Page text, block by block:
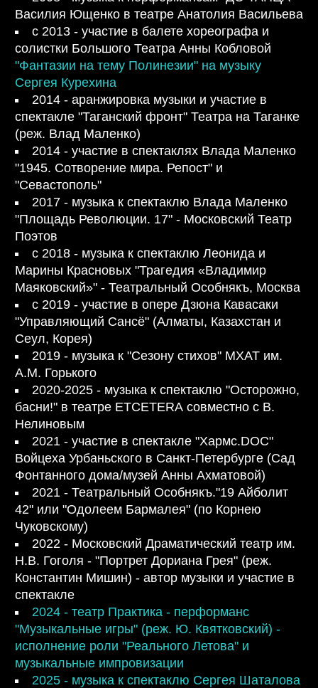
Василия Ющенко в театре Анатолия Васильева
с 2013 - участие в балете хореографа и
солистки Большого Театра Анны Кобловой
"Фантазии на тему Полинезии" на музыку
Сергея Курехина
2014 - аранжировка музыки и участие в
спектакле "Таганский фронт" Театра на Таганке
(реж. Влад Маленко)
2014 - участие в спектаклях Влада Маленко
"1945. Сотворение мира. Репост" и
"Севастополь"
2017 - музыка к спектаклю Влада Маленко
"Площадь Революции. 17" - Московский Театр
Поэтов
с 2018 - музыка к спектаклю Леонида и
Марины Красновых "Трагедия «Владимир
Маяковский»" - Театральный Особнякъ, Москва
с 2019 - участие в опере Дзюна Кавасаки
"Управляющий Сансё" (Алматы, Казахстан и
Сеул, Корея)
2019 - музыка к "Сезону стихов" МХАТ им.
А.М. Горького
2020-2025 - музыка к спектаклю "Осторожно,
басни!" в театре ETCETERA совместно с В.
Нелиновым
2021 - участие в спектакле "Хармс.DOC"
Войцеха Урбаньского в Санкт-Петербурге (Сад
Фонтанного дома/музей Анны Ахматовой)
2021 - Театральный Особнякъ."19 Айболит
42"или "Одолеем Бармалея" (по Корнею
Чуковскому)
2022 - Московский Драматический театр им.
Н.В. Гоголя - "Портрет Дориана Грея"(реж.
Константин Мишин) - автор музыки и участие в
спектакле
2024 - театр Практика - перформанс
"Музыкальные игры" (реж. Ю. Квятковский) -
исполнение роли "Реального Летова" и
музыкальные импровизации
2025 - музыка к спектаклю Сергея Шаталова